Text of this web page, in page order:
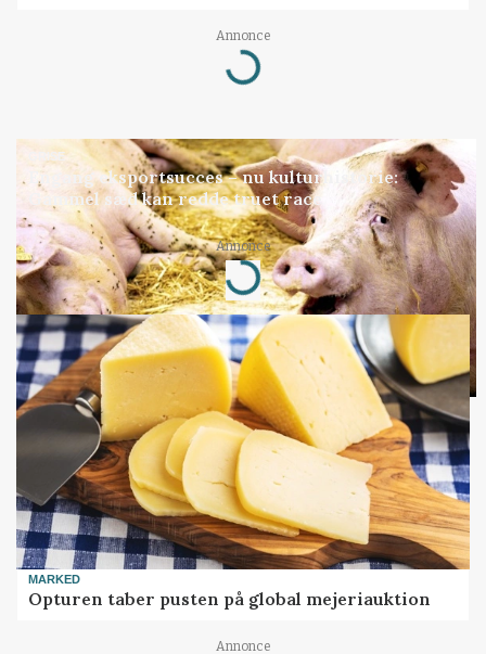
Annonce
Loading...
GRISE
Engang eksportsucces – nu kulturhistorie:
Gammel sæd kan redde truet race
Annonce
Loading...
MARKED
Opturen taber pusten på global mejeriauktion
Annonce